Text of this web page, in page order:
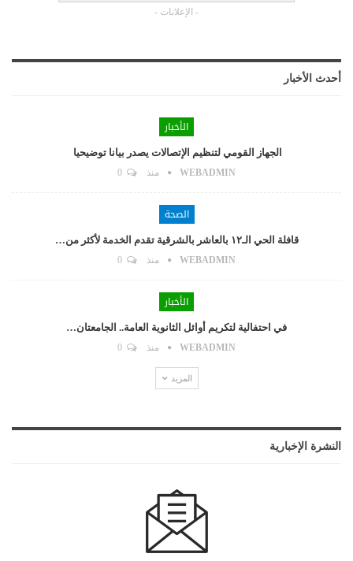
- الإعلانات -
أحدث الأخبار
الأخبار
الجهاز القومي لتنظيم الإتصالات يصدر بيانا توضيحيا
WEBADMIN منذ
الصحة
قافلة الحي الـ١٢ بالعاشر بالشرقية تقدم الخدمة لأكثر من…
WEBADMIN منذ
الأخبار
في احتفالية لتكريم أوائل الثانوية العامة.. الجامعتان…
WEBADMIN منذ
المزيد
النشرة الإخبارية